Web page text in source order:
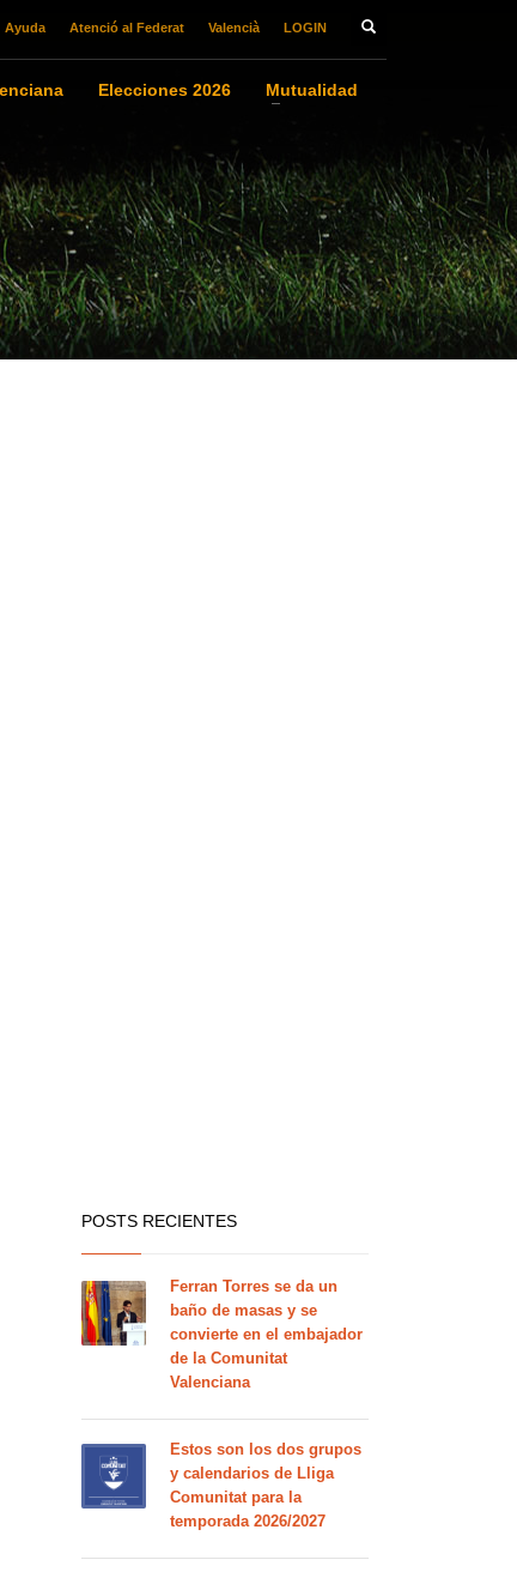
Ayuda Atenció al Federat Valencià LOGIN
Elecciones 2026
Mutualidad
POSTS RECIENTES
Ferran Torres se da un
baño de masas y se
convierte en el embajador
de la Comunitat
Valenciana
Estos son los dos grupos
y calendarios de Lliga
Comunitat para la
temporada 2026/2027